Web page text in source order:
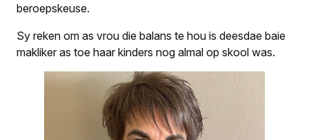
beroepskeuse.
Sy reken om as vrou die balans te hou is deesdae baie
makliker as toe haar kinders nog almal op skool was.